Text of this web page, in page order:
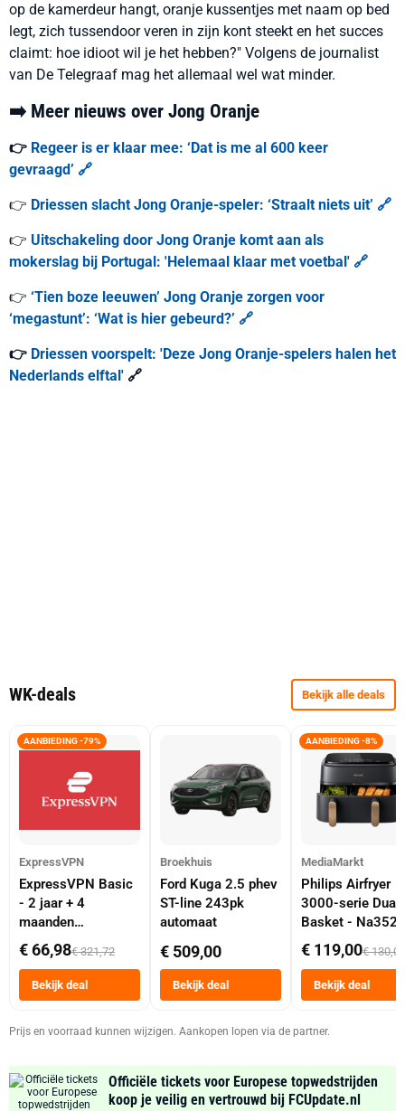
op de kamerdeur hangt, oranje kussentjes met naam op bed
legt, zich tussendoor veren in zijn kont steekt en het succes
claimt: hoe idioot wil je het hebben?" Volgens de journalist
van De Telegraaf mag het allemaal wel wat minder.
➡️ Meer nieuws over Jong Oranje
👉 Regeer is er klaar mee: ‘Dat is me al 600 keer
gevraagd’ 🔗
👉 Driessen slacht Jong Oranje-speler: ‘Straalt niets uit’ 🔗
👉 Uitschakeling door Jong Oranje komt aan als
mokerslag bij Portugal: 'Helemaal klaar met voetbal' 🔗
👉 ‘Tien boze leeuwen’ Jong Oranje zorgen voor
‘megastunt’: ‘Wat is hier gebeurd?’ 🔗
👉 Driessen voorspelt: 'Deze Jong Oranje-spelers halen het
Nederlands elftal' 🔗
WK-deals Bekijk alle deals
AANBIEDING -79%
ExpressVPN
ExpressVPN Basic
- 2 jaar + 4
maanden
abonnement
€ 66,98€ 321,72
Bekijk deal
Broekhuis
Ford Kuga 2.5 phev
ST-line 243pk
automaat
€ 509,00
Bekijk deal
AANBIEDING -8%
MediaMarkt
Philips Airfryer
3000-serie Dual
Basket -
Dubbele Mand 9
Tot 6 Personen
Heteluchtfriteuse
Zwart
€ 119,00€ 130,00
Bekijk deal
Prijs en voorraad kunnen wijzigen. Aankopen lopen via de partner.
Officiële tickets voor Europese topwedstrijden
koop je veilig en vertrouwd bij FCUpdate.nl